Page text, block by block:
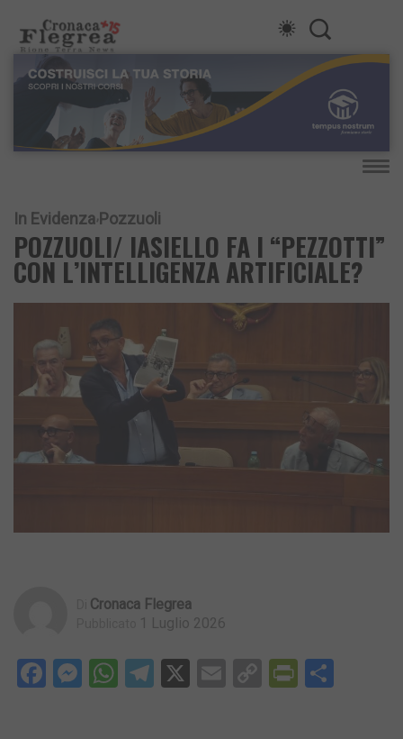
In Evidenza Pozzuoli
POZZUOLI/ IASIELLO FA I “PEZZOTTI”
CON L’INTELLIGENZA ARTIFICIALE?
Cronaca Flegrea
1 Luglio 2026
Facebook
Messenger
WhatsApp
Telegram
X EmailCopy